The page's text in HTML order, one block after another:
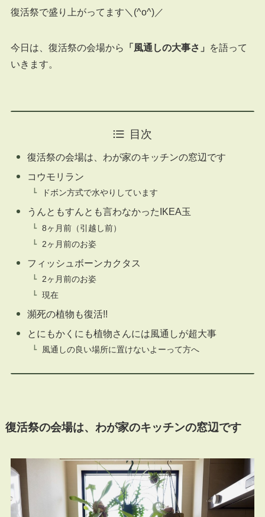
復活祭で盛り上がってます＼(^o^)／
今日は、復活祭の会場から 「風通しの大事さ」
を語って
いきます。
目次
復活祭の会場は、わが家のキッチンの窓辺です
コウモリラン
ドボン方式で水やりしています
うんともすんとも言わなかったIKEA玉
8ヶ月前（引越し前）
2ヶ月前のお姿
フィッシュボーンカクタス
2ヶ月前のお姿
現在
瀕死の植物も復活!!
とにもかくにも植物さんには風通しが超大事
風通しの良い場所に置けないよーって方へ
復活祭の会場は、わが家のキッチンの窓辺です